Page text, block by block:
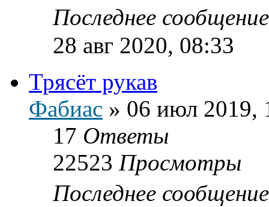
Последнее
28 авг 2020, 08:33
Трясёт рукав
Фабиас » 06 июл 2019,
17 Ответы
22523 Просмотры
Последнее